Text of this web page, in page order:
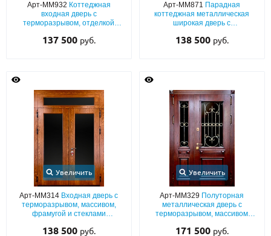
Арт-ММ932 Коттеджная
входная дверь с
терморазрывом, отделкой
стеклом, капителями и декором
137 500 руб.
Арт-ММ871 Парадная
коттеджная металлическая
широкая дверь с
ковкой, стеклом, отбойником,
138 500 руб.
Увеличить
Арт-ММ314 Входная дверь с
терморазрывом, массивом,
фрамугой и стеклами
138 500 руб.
Увеличить
Арт-ММ329 Полуторная
металлическая дверь с
терморазрывом, массивом
171 500 руб.